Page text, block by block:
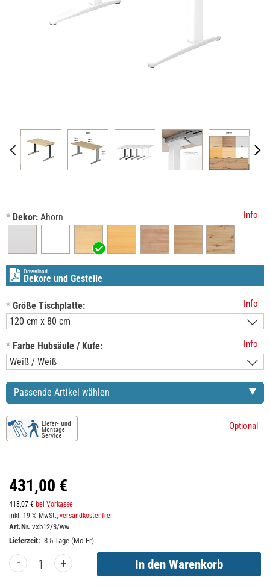
* Dekor: Ahorn Info
Download
Dekore und Gestelle
* Größe Tischplatte: Info
* Farbe Hubsäule / Kufe: Info
Passende Artikel wählen
Optional
431,00 €
418,07 € bei Vorkasse
inkl. 19 % MwSt., versandkostenfrei
Art.Nr. vxb12/3/ww
Lieferzeit: 3-5 Tage (Mo-Fr)
- +